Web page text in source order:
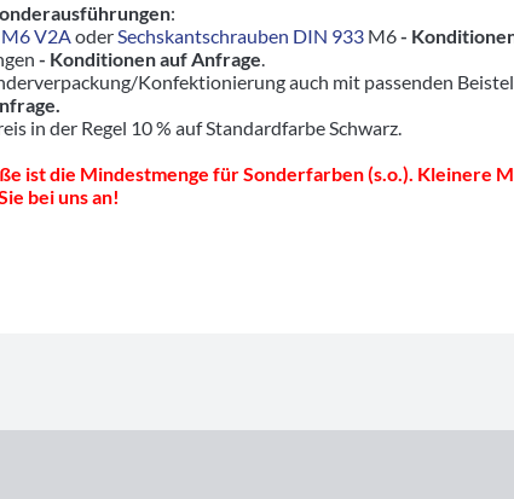
:
V2AoderSechskantschrauben DIN 933 M6-
- Konditionen auf Anfrage.
Konfektionierung auch mit passenden
in der Regel 10 % auf Standardfarbe Schwarz.
ist die Mindestmenge für Sonderfarben (s.o.). Kleinere
bei uns an!